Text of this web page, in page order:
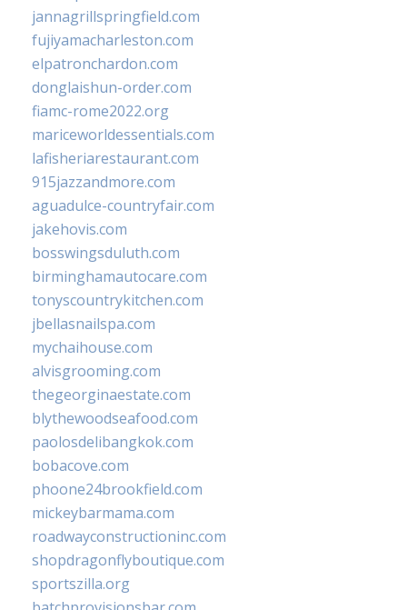
jannagrillspringfield.com
fujiyamacharleston.com
elpatronchardon.com
donglaishun-order.com
fiamc-rome2022.org
mariceworldessentials.com
lafisheriarestaurant.com
915jazzandmore.com
aguadulce-countryfair.com
jakehovis.com
bosswingsduluth.com
birminghamautocare.com
tonyscountrykitchen.com
jbellasnailspa.com
mychaihouse.com
alvisgrooming.com
thegeorginaestate.com
blythewoodseafood.com
paolosdelibangkok.com
bobacove.com
phoone24brookfield.com
mickeybarmama.com
roadwayconstructioninc.com
shopdragonflyboutique.com
sportszilla.org